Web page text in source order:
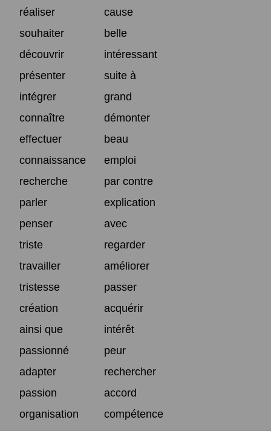
réaliser
cause
souhaiter
belle
découvrir
intéressant
présenter
suite à
intégrer
grand
connaître
démonter
effectuer
beau
connaissance
emploi
recherche
par contre
parler
explication
penser
avec
triste
regarder
travailler
améliorer
tristesse
passer
création
acquérir
ainsi que
intérêt
passionné
peur
adapter
rechercher
passion
accord
organisation
compétence